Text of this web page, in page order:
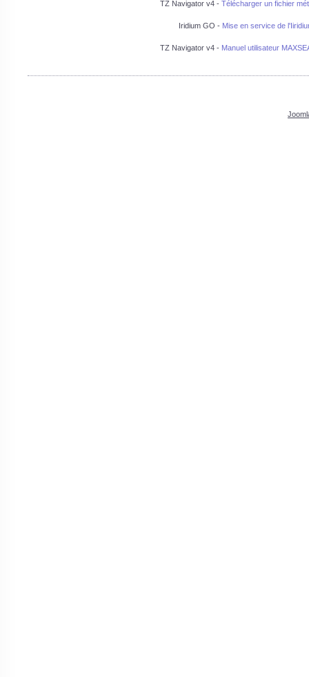
TZ Navigator v4 - Télécharger un fichier
Iridium GO - Mise en service de
TZ Navigator v4 - Manuel utilisateur